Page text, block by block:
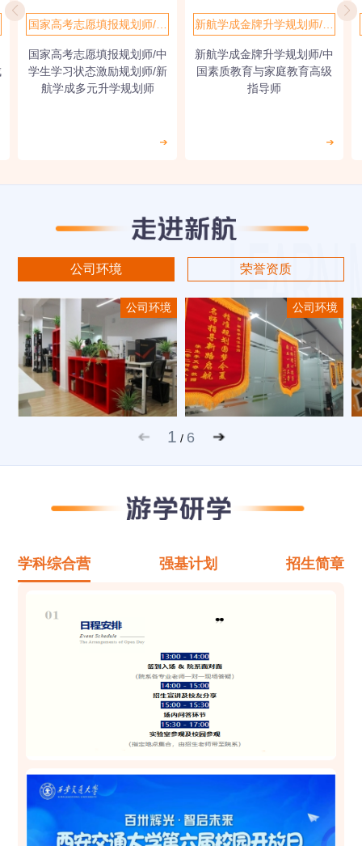
国家高考志愿填报规划师/中
航学成多元升学规划师
国家高考志愿填报规划师/中
学生学习状态激励规划师/新
航学成多元升学规划师
新航学成金牌升学规划师/中
指导师
新航学成金牌升学规划师/中
国素质教育与家庭教育高级
指导师
公司环境 公司环境
1 / 6
公司环境 荣誉资质
学科综合营 强基计划 招生简章